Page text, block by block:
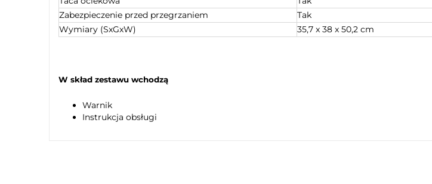
Zabezpieczenie przed przegrzaniem
Tak
Wymiary (SxGxW)
35,7 x 38 x 50,2 cm
W skład zestawu wchodzą
Warnik
Instrukcja obsługi